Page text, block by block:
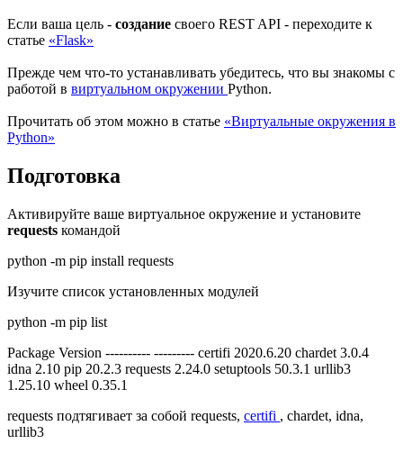
Если ваша цель - создание своего REST API - переходите к
статье «Flask»
Прежде чем что-то устанавливать убедитесь, что вы знакомы с
работой в виртуальном окружении Python.
Прочитать об этом можно в статье «Виртуальные окружения в
Python»
Подготовка
Активируйте ваше виртуальное окружение и установите
requests командой
python -m pip install requests
Изучите список установленных модулей
python -m pip list
Package Version ---------- --------- certifi 2020.6.20 chardet 3.0.4
idna 2.10 pip 20.2.3 requests 2.24.0 setuptools 50.3.1 urllib3
1.25.10 wheel 0.35.1
requests подтягивает за собой requests, certifi , chardet, idna,
urllib3